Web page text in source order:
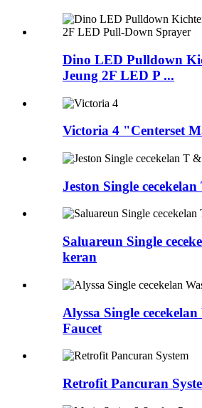
Dino LED Pulldown
Jeung 2F LED P ...
Victoria 4 "Centerset
Jeston Single
Saluareun Single
keran
Alyssa Single cecekelan
Faucet
Retrofit Pancuran